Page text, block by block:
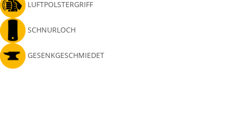
LUFTPOLSTERGRIFF
SCHNURLOCH
GESENKGESCHMIEDET